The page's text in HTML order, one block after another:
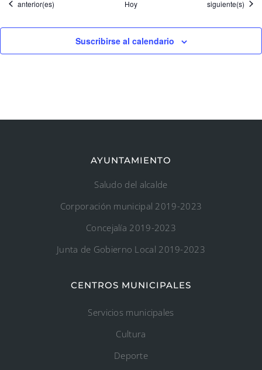
Eventos
anterior(es) Hoy Eventos
siguiente(s)
Suscribirse al calendario
AYUNTAMIENTO
Saludo del alcalde
Corporación municipal 2019-2023
Concejalía 2019-2023
Junta de Gobierno Local 2019-2023
CENTROS MUNICIPALES
Servicios municipales
Cultura
Deporte